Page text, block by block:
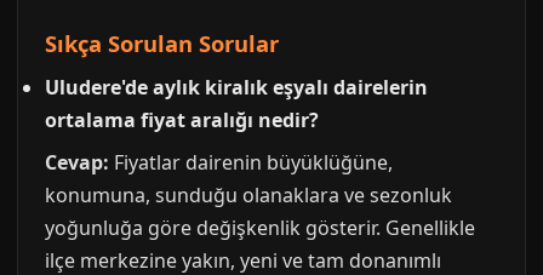
Sıkça Sorulan Sorular
Uludere'de aylık kiralık eşyalı dairelerin
ortalama fiyat aralığı nedir?
Cevap: Fiyatlar dairenin büyüklüğüne,
konumuna, sunduğu olanaklara ve sezonluk
yoğunluğa göre değişkenlik gösterir. Genellikle
ilçe merkezine yakın, yeni ve tam donanımlı